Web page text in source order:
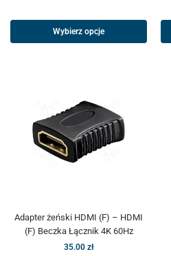
Wybierz opcje
Adapter żeński HDMI (F) – HDMI
(F) Beczka Łącznik 4K 60Hz
35.00 zł